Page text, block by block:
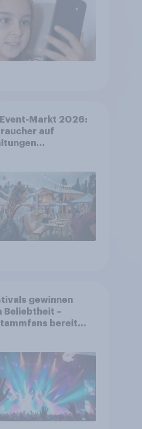
Event-Markt 2026:
auf
gewinnen
Beliebtheit –
bereit